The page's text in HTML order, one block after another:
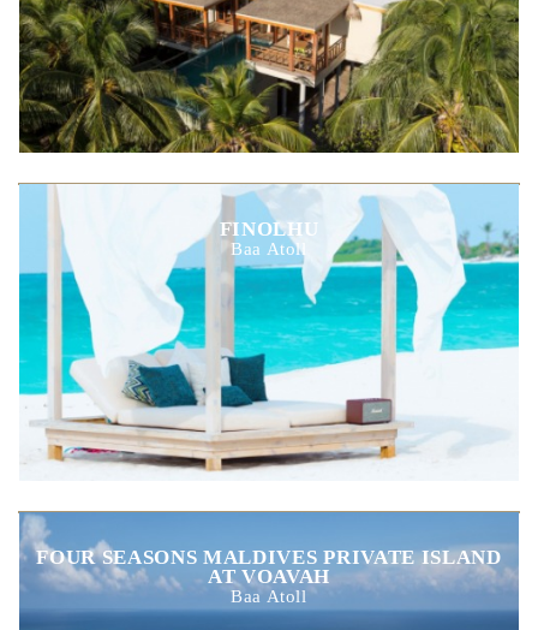
FINOLHU
Baa Atoll
FOUR SEASONS MALDIVES PRIVATE ISLAND
AT VOAVAH
Baa Atoll